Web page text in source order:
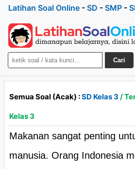
Latihan Soal Online - SD - SMP -
Cari
Semua Soal (Acak) :SD Kelas 3 /
Kelas 3
Makanan sangat penting
manusia. Orang Indonesia